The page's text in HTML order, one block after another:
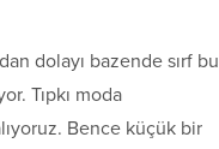
dolayı bazende sırf bu
Tıpkı moda
Bence küçük bir